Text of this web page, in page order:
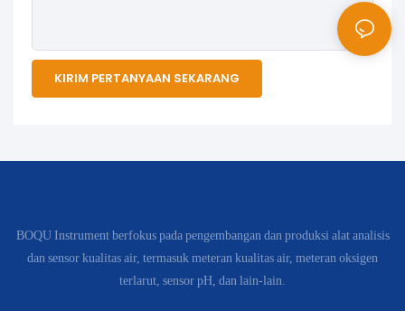
KIRIM PERTANYAAN SEKARANG
BOQU Instrument berfokus pada pengembangan dan produksi alat analisis
dan sensor kualitas air, termasuk meteran kualitas air, meteran oksigen
terlarut, sensor pH, dan lain-lain.